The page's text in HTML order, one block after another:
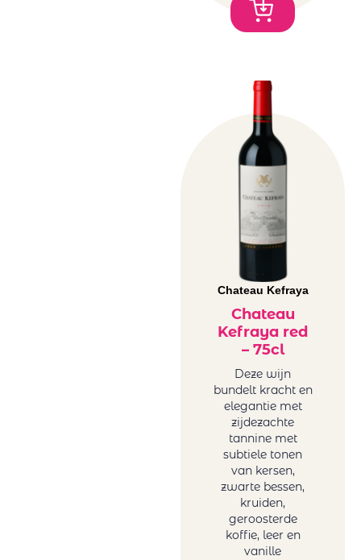
Chateau Kefraya
Chateau
Kefraya red
– 75cl
Deze wijn
bundelt kracht en
elegantie met
zijdezachte
tannine met
subtiele tonen
van kersen,
zwarte bessen,
kruiden,
geroosterde
koffie, leer en
vanille